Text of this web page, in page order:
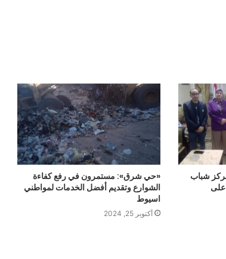
شباب
على
«حي شرق»: مستمرون في رفع كفاءة
الشوارع وتقديم أفضل الخدمات لمواطني
اسيوط
أكتوبر 25, 2024